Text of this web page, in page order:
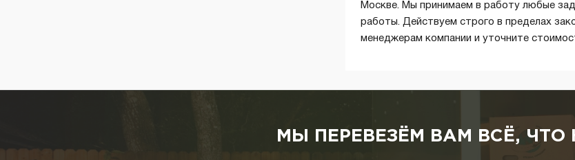
Москве. Мы принимаем в работу любые
работы. Действуем строго в пределах
менеджерам компании и уточните
МЫ ПЕРЕВЕЗЁМ ВАМ ВСЁ,